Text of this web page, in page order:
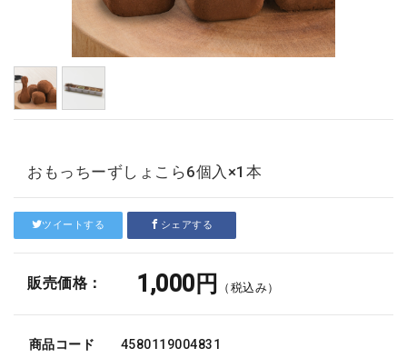
おもっちーずしょこら6個入×1本
ツイートする シェアする
販売価格： 1,000円 （税込み）
商品コード
4580119004831